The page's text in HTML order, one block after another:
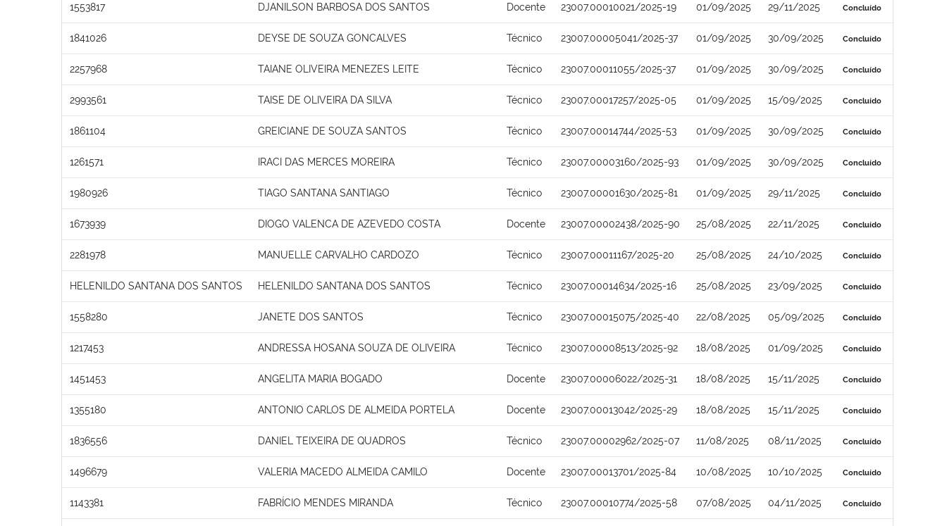
1553817 DJANILSON BARBOSA DOS SANTOS Docente 23007.00010021/2025-19 01/09/2025 29/11/2025 Concluído
1841026 DEYSE DE SOUZA GONCALVES Técnico 23007.00005041/2025-37 01/09/2025 30/09/2025 Concluído
2257968 TAIANE OLIVEIRA MENEZES LEITE Técnico 23007.00011055/2025-37 01/09/2025 30/09/2025 Concluído
2993561 TAISE DE OLIVEIRA DA SILVA Técnico 23007.00017257/2025-05 01/09/2025 15/09/2025 Concluído
1861104 GREICIANE DE SOUZA SANTOS Técnico 23007.00014744/2025-53 01/09/2025 30/09/2025 Concluído
1261571 IRACI DAS MERCES MOREIRA Técnico 23007.00003160/2025-93 01/09/2025 30/09/2025 Concluído
1980926 TIAGO SANTANA SANTIAGO Técnico 23007.00001630/2025-81 01/09/2025 29/11/2025 Concluído
1673939 DIOGO VALENCA DE AZEVEDO COSTA Docente 23007.00002438/2025-90 25/08/2025 22/11/2025 Concluído
2281978 MANUELLE CARVALHO CARDOZO Técnico 23007.00011167/2025-20 25/08/2025 24/10/2025 Concluído
HELENILDO SANTANA DOS SANTOS HELENILDO SANTANA DOS SANTOS Técnico 23007.00014634/2025-16 25/08/2025 23/09/2025 Concluído
1558280 JANETE DOS SANTOS Técnico 23007.00015075/2025-40 22/08/2025 05/09/2025 Concluído
1217453 ANDRESSA HOSANA SOUZA DE OLIVEIRA Técnico 23007.00008513/2025-92 18/08/2025 01/09/2025 Concluído
1451453 ANGELITA MARIA BOGADO Docente 23007.00006022/2025-31 18/08/2025 15/11/2025 Concluído
1355180 ANTONIO CARLOS DE ALMEIDA PORTELA Docente 23007.00013042/2025-29 18/08/2025 15/11/2025 Concluído
1836556 DANIEL TEIXEIRA DE QUADROS Técnico 23007.00002962/2025-07 11/08/2025 08/11/2025 Concluído
1496679 VALERIA MACEDO ALMEIDA CAMILO Docente 23007.00013701/2025-84 10/08/2025 10/10/2025 Concluído
1143381 FABRÍCIO MENDES MIRANDA Técnico 23007.00010774/2025-58 07/08/2025 04/11/2025 Concluído